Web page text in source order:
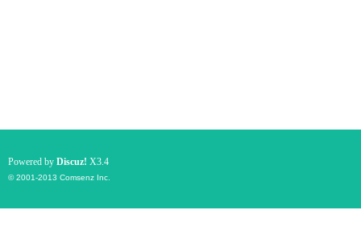
Powered by Discuz! X3.4
© 2001-2013 Comsenz Inc.